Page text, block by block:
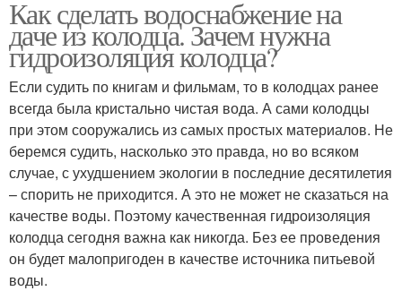
Как сделать водоснабжение на
даче из колодца. Зачем нужна
гидроизоляция колодца?
Если судить по книгам и фильмам, то в колодцах ранее
всегда была кристально чистая вода. А сами колодцы
при этом сооружались из самых простых материалов. Не
беремся судить, насколько это правда, но во всяком
случае, с ухудшением экологии в последние десятилетия
– спорить не приходится. А это не может не сказаться на
качестве воды. Поэтому качественная гидроизоляция
колодца сегодня важна как никогда. Без ее проведения
он будет малопригоден в качестве источника питьевой
воды.